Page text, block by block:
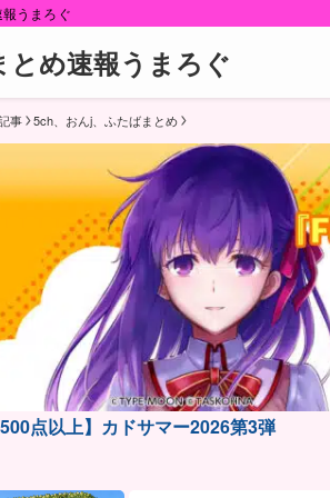
うまろぐ
とめ速報うまろぐ
事 5ch、おんj、ふたばまとめ
点以上】カドサマー2026第3弾